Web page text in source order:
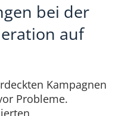
bei der
auf
Kampagnen
Probleme.